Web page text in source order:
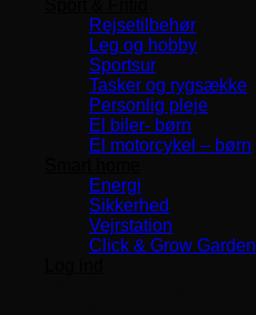
Rejsetilbehør
Leg og hobby
Sportsur
Tasker og rygsække
Personlig pleje
El biler- børn
El motorcykel – børn
Energi
Sikkerhed
Vejrstation
Click & Grow Garden